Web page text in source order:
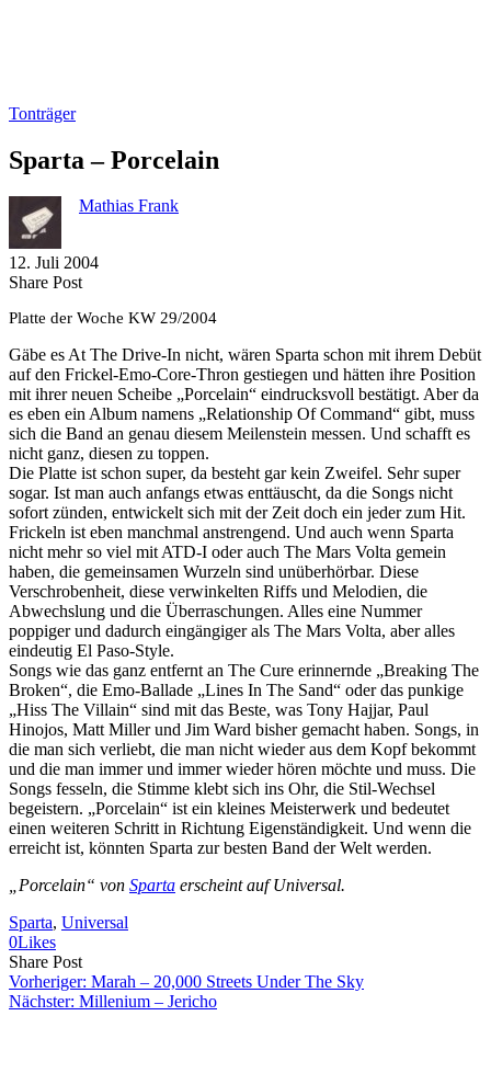
Tonträger
Sparta – Porcelain
Mathias Frank
12. Juli 2004
Share PostShare
Facebook
Copy
to
Send
via
Platte der Woche KW 29/2004
Gäbe es At The Drive-In nicht, wären Sparta schon mit ihrem Debüt
auf den Frickel-Emo-Core-Thron gestiegen und hätten ihre Position
mit ihrer neuen Scheibe „Porcelain“ eindrucksvoll bestätigt. Aber da
es eben ein Album namens „Relationship Of Command“ gibt, muss
sich die Band an genau diesem Meilenstein messen. Und schafft es
nicht ganz, diesen zu toppen.
Die Platte ist schon super, da besteht gar kein Zweifel. Sehr super
sogar. Ist man auch anfangs etwas enttäuscht, da die Songs nicht
sofort zünden, entwickelt sich mit der Zeit doch ein jeder zum Hit.
Frickeln ist eben manchmal anstrengend. Und auch wenn Sparta
nicht mehr so viel mit ATD-I oder auch The Mars Volta gemein
haben, die gemeinsamen Wurzeln sind unüberhörbar. Diese
Verschrobenheit, diese verwinkelten Riffs und Melodien, die
Abwechslung und die Überraschungen. Alles eine Nummer
poppiger und dadurch eingängiger als The Mars Volta, aber alles
eindeutig El Paso-Style.
Songs wie das ganz entfernt an The Cure erinnernde „Breaking The
Broken“, die Emo-Ballade „Lines In The Sand“ oder das punkige
„Hiss The Villain“ sind mit das Beste, was Tony Hajjar, Paul
Hinojos, Matt Miller und Jim Ward bisher gemacht haben. Songs, in
die man sich verliebt, die man nicht wieder aus dem Kopf bekommt
und die man immer und immer wieder hören möchte und muss. Die
Songs fesseln, die Stimme klebt sich ins Ohr, die Stil-Wechsel
begeistern. „Porcelain“ ist ein kleines Meisterwerk und bedeutet
einen weiteren Schritt in Richtung Eigenständigkeit. Und wenn die
erreicht ist, könnten Sparta zur besten Band der Welt werden.
„Porcelain“ von Sparta erscheint auf Universal.
Sparta, Universal
0Likes
Share PostShare
on
Facebook
Copy
URL
to
Send
Link
via
Vorheriger: Marah – 20,000 Streets Under The Sky
Nächster: Millenium – Jericho